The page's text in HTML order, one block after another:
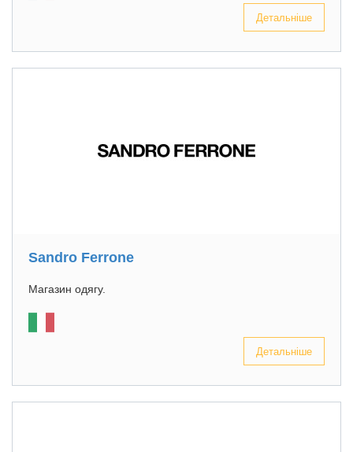
Детальніше
Sandro Ferrone
Магазин одягу.
Детальніше